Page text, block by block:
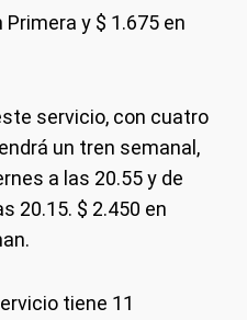
y $ 1.675 en
servicio, con cuatro
un tren semanal,
a las 20.55 y de
20.15. $ 2.450 en
tiene 11